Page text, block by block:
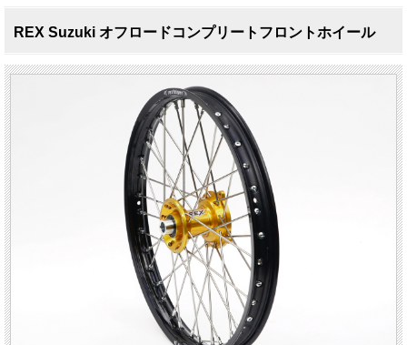
REX Suzuki オフロードコンプリートフロントホイール